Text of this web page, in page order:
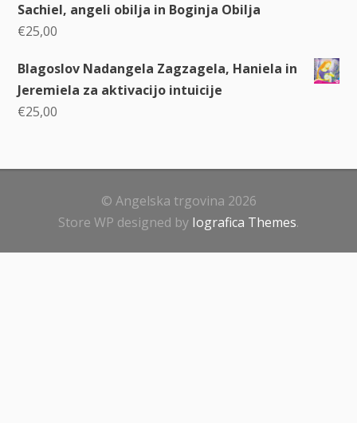
Sachiel, angeli obilja in Boginja Obilja
€25,00
Blagoslov Nadangela Zagzagela, Haniela in
Jeremiela za aktivacijo intuicije
€25,00
© Angelska trgovina 2026
Store WP designed by Iografica Themes.